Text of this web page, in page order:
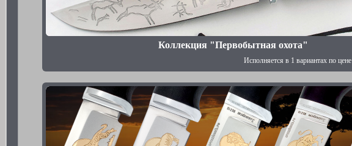
Коллекция "Первобытная охота"
Исполняется в 1 вариантах по цене